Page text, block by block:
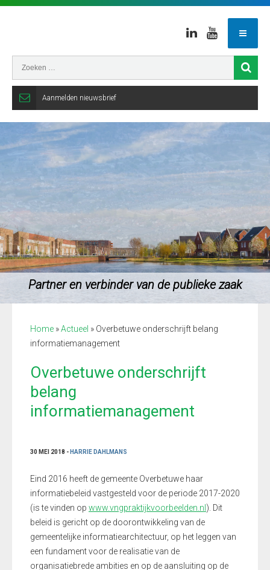
LinkedinYoutube
Aanmelden nieuwsbrief
Partner en verbinder van de publieke zaak
Gemeente
Veenendaal
Home »Actueel » Overbetuwe onderschrijft belang
informatiemanagement
Overbetuwe onderschrijft
belang
informatiemanagement
30 MEI 2018 - HARRIE DAHLMANS
Eind 2016 heeft de gemeente Overbetuwe haar
informatiebeleid vastgesteld voor de periode 2017-2020
(is te vinden op www.vngpraktijkvoorbeelden.nl ). Dit
beleid is gericht op de doorontwikkeling van de
gemeentelijke informatiearchitectuur, op het leggen van
een fundament voor de realisatie van de
organisatiebrede ambities en op de aansluiting op de